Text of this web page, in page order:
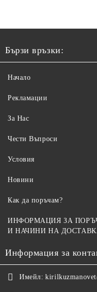
Бързи връзки:
Начало
Рекламации
За Нас
Чести Въпроси
Условия
Новини
Как да поръчам?
ИНФОРМАЦИЯ ЗА
И НАЧИНИ НА
Информация за
Имейл: